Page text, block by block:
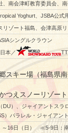
、南会津町教育委員会、
Yoghurt、JSBA公
リゾート福島、会津高原
シングルクラウン
本／
スキー場（福島県
つえスノーリゾー
DU）、ジャイアントスラ
）パラレル・ジャイアン
～16日（日） ≪5-9日：